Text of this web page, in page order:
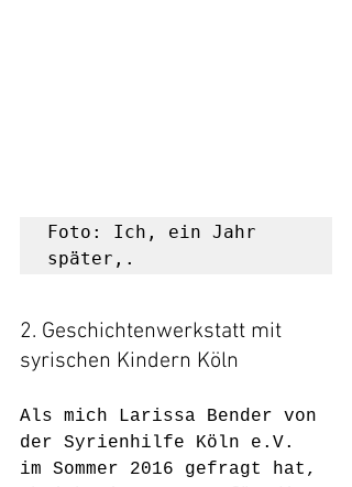
Foto: Ich, ein Jahr
später,.
2. Geschichtenwerkstatt mit
syrischen Kindern Köln
Als mich Larissa Bender von
der Syrienhilfe Köln e.V.
im Sommer 2016 gefragt hat,